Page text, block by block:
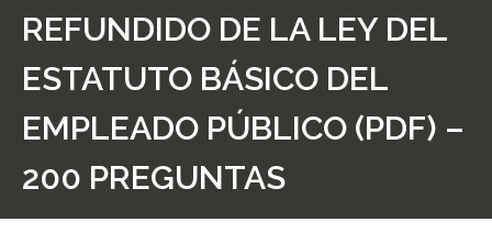
- Qué es la competencia administrativa
- ¿Es PRECEPTIVO el Recurso de Alzada? ¿Y
POTESTATIVO, FACULTATIVO?
- Diferencia entre Personalidad Jurídica PLENA y
Personalidad Jurídica PROPIA
- La Administración Pública en La Constitución
REFUNDIDO DE LA LEY DEL
ESTATUTO BÁSICO DEL
EMPLEADO PÚBLICO (PDF) –
200 PREGUNTAS